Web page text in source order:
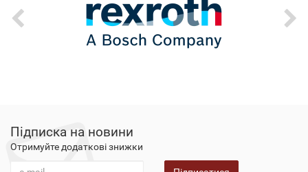
Підписка на новини
Отримуйте додаткові знижки